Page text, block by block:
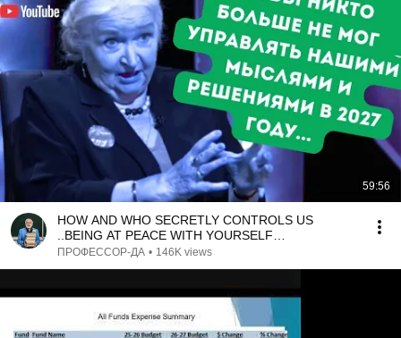
59:56
HOW AND WHO SECRETLY CONTROLS US
..BEING AT PEACE WITH YOURSELF
CHERNIGOVSKAYA
ПРОФЕССОР-ДА • 146K views